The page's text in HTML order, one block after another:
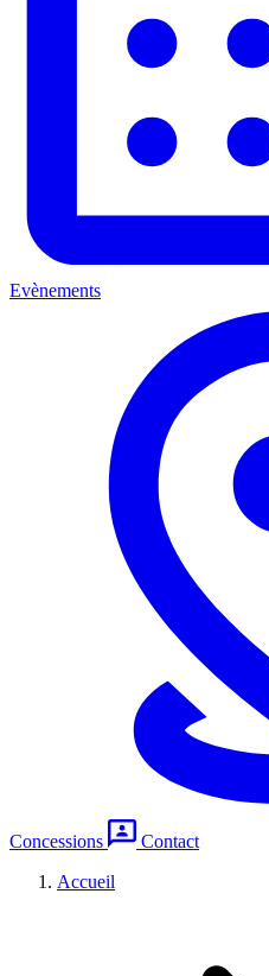
Evènements
Concessions
Contact
Accueil